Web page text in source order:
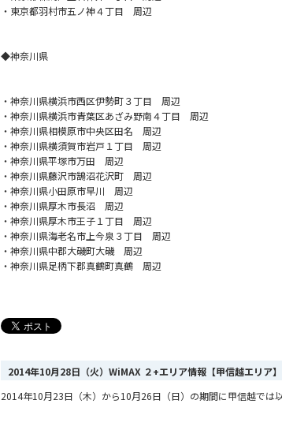
・東京都羽村市五ノ神４丁目 周辺
◆神奈川県
・神奈川県横浜市西区伊勢町３丁目 周辺
・神奈川県横浜市青葉区あざみ野南４丁目 周辺
・神奈川県相模原市中央区田名 周辺
・神奈川県横須賀市岩戸１丁目 周辺
・神奈川県平塚市万田 周辺
・神奈川県藤沢市鵠沼花沢町 周辺
・神奈川県小田原市早川 周辺
・神奈川県厚木市長沼 周辺
・神奈川県厚木市王子１丁目 周辺
・神奈川県海老名市上今泉３丁目 周辺
・神奈川県中郡大磯町大磯 周辺
・神奈川県足柄下郡真鶴町真鶴 周辺
2014年10月28日（火）WiMAX ２+エリア情報【甲信越エリア】
2014年10月23日（木）から10月26日（日）の期間に甲信越では